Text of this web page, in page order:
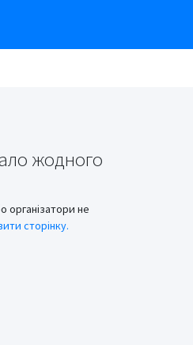
жодного
організатори не
сторінку.